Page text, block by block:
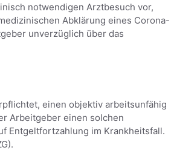
notwendigen Arztbesuch vor,
Abklärung eines Corona-
unverzüglich über das
einen objektiv arbeitsunfähig
Arbeitgeber einen solchen
Entgeltfortzahlung im Krankheitsfall.